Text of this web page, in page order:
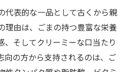
のごま選びで味が変わる理
腐作り方で濃厚さを引き出す
代表的な一品として古くから親
理由は、ごまの持つ豊富な栄養
、そしてクリーミーな口当たり
向の方から支持されるのは、ご